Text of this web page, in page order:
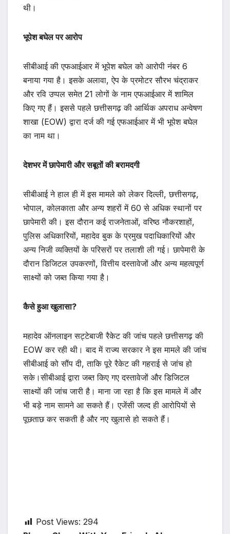
थी।
भूपेश बघेल पर आरोप
सीबीआई की एफआईआर में भूपेश बघेल को आरोपी नंबर 6
बनाया गया है। इसके अलावा, ऐप के प्रमोटर सौरभ चंद्राकर
और रवि उप्पल समेत 21 लोगों के नाम एफआईआर में शामिल
किए गए हैं। इससे पहले छत्तीसगढ़ की आर्थिक अपराध अन्वेषण
शाखा (EOW) द्वारा दर्ज की गई एफआईआर में भी भूपेश बघेल
का नाम था।
देशभर में छापेमारी और सबूतों की बरामदगी
सीबीआई ने हाल ही में इस मामले को लेकर दिल्ली, छत्तीसगढ़,
भोपाल, कोलकाता और अन्य शहरों में 60 से अधिक स्थानों पर
छापेमारी की। इस दौरान कई राजनेताओं, वरिष्ठ नौकरशाहों,
पुलिस अधिकारियों, महादेव बुक के प्रमुख पदाधिकारियों और
अन्य निजी व्यक्तियों के परिसरों पर तलाशी ली गई। छापेमारी के
दौरान डिजिटल उपकरणों, वित्तीय दस्तावेजों और अन्य महत्वपूर्ण
साक्ष्यों को जब्त किया गया है।
कैसे हुआ खुलासा?
महादेव ऑनलाइन सट्टेबाजी रैकेट की जांच पहले छत्तीसगढ़ की
EOW कर रही थी। बाद में राज्य सरकार ने इस मामले की जांच
सीबीआई को सौंप दी, ताकि पूरे रैकेट की गहराई से जांच हो
सके।सीबीआई द्वारा जब्त किए गए दस्तावेजों और डिजिटल
साक्ष्यों की जांच जारी है। माना जा रहा है कि इस मामले में और
भी बड़े नाम सामने आ सकते हैं। एजेंसी जल्द ही आरोपियों से
पूछताछ कर सकती है और नए खुलासे हो सकते हैं।
Post Views: 294